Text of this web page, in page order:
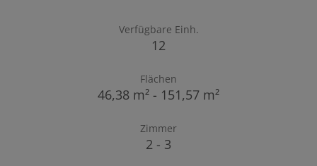
Verfügbare Einh.
12
Flächen
46,38 m² - 151,57 m²
Zimmer
2 - 3